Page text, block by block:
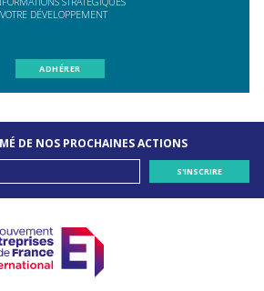
DÉVELOPPEMENT
ADHÉRER
DE NOS PROCHAINES ACTIONS